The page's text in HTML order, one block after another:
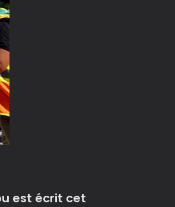
est écrit cet